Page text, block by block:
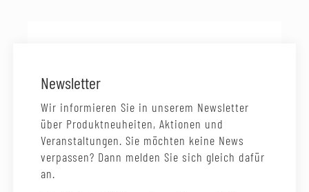
Newsletter
Wir informieren Sie in unserem Newsletter
über Produktneuheiten, Aktionen und
Veranstaltungen. Sie möchten keine News
verpassen? Dann melden Sie sich gleich dafür
an.